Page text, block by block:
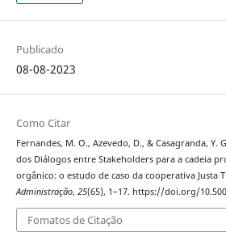
Publicado
08-08-2023
Como Citar
Fernandes, M. O., Azevedo, D., & Casagranda, Y.
dos Diálogos entre Stakeholders para a cadeia
orgânico: o estudo de caso da cooperativa Justa
Administração, 25(65), 1–17. https://doi.org/
Fomatos de Citação